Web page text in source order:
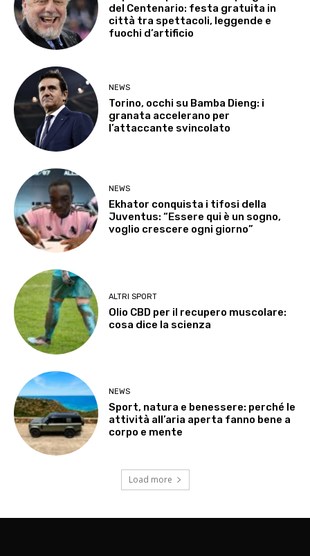
del Centenario: festa gratuita in
città tra spettacoli, leggende e
fuochi d’artificio
NEWS
Torino, occhi su Bamba Dieng: i
granata accelerano per
l’attaccante svincolato
NEWS
Ekhator conquista i tifosi della
Juventus: “Essere qui è un sogno,
voglio crescere ogni giorno”
ALTRI SPORT
Olio CBD per il recupero muscolare:
cosa dice la scienza
NEWS
Sport, natura e benessere: perché le
attività all’aria aperta fanno bene a
corpo e mente
Load more